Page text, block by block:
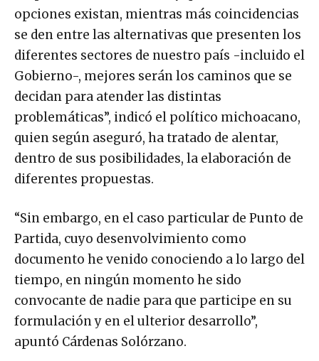
opciones existan, mientras más coincidencias
se den entre las alternativas que presenten los
diferentes sectores de nuestro país -incluido el
Gobierno-, mejores serán los caminos que se
decidan para atender las distintas
problemáticas”, indicó el político michoacano,
quien según aseguró, ha tratado de alentar,
dentro de sus posibilidades, la elaboración de
diferentes propuestas.
“Sin embargo, en el caso particular de Punto de
Partida, cuyo desenvolvimiento como
documento he venido conociendo a lo largo del
tiempo, en ningún momento he sido
convocante de nadie para que participe en su
formulación y en el ulterior desarrollo”,
apuntó Cárdenas Solórzano.